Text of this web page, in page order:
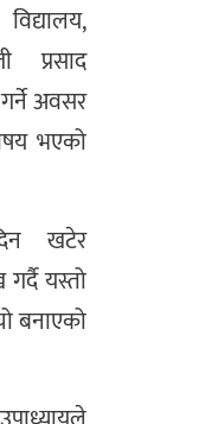
प्रसाद
अवसर
भएको
खटेर
यस्तो
बनाएको